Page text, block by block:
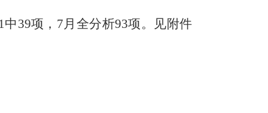
1中39项， 7月全分析93项。
见附件